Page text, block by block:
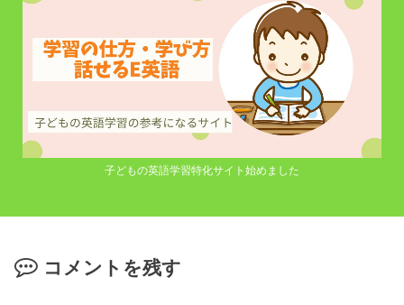
子どもの英語学習特化サイト始めました
コメントを残す